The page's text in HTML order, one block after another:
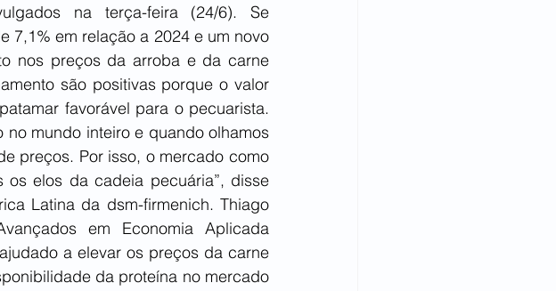
na terça-feira (24/6). Se
7,1% em relação a 2024 e um novo
nos preços da arroba e da carne
são positivas porque o valor
favorável para o pecuarista.
no mundo inteiro e quando olhamos
preços. Por isso, o mercado como
elos da cadeia pecuária”, disse
Latina da dsm-firmenich. Thiago
em Economia Aplicada
a elevar os preços da carne
da proteína no mercado